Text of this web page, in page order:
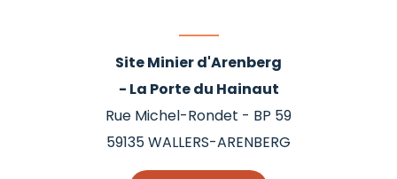
Site Minier d'Arenberg
- La Porte du Hainaut
Rue Michel-Rondet - BP 59
59135WALLERS-ARENBERG